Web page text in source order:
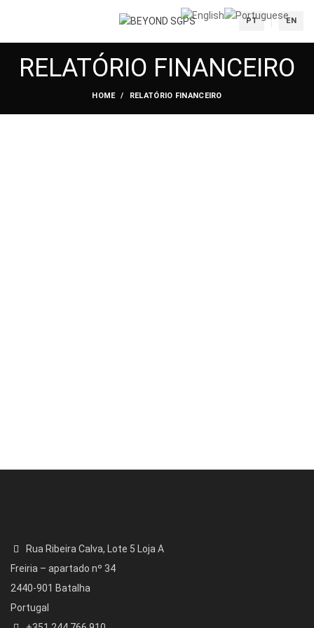
PT EN
RELATÓRIO FINANCEIRO
HOME RELATÓRIO FINANCEIRO
Rua Ribeira Calva, Lote 5 Loja A
Freiria – apartado nº 34
2440-901 Batalha
Portugal